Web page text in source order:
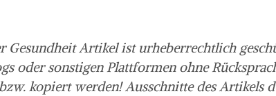
Gesundheit Artikel ist urheberrechtlich
oder sonstigen Plattformen ohne
kopiert werden! Ausschnitte des Artikels